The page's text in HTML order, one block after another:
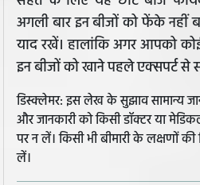
अगली बार इन बीजों को फेंके नहीं
याद रखें। हालांकि अगर आपको
इन बीजों को खाने पहले एक्सपर्ट से
डिस्क्लेमर: इस लेख के सुझाव सामान्य
और जानकारी को किसी डॉक्टर या
पर न लें। किसी भी बीमारी के लक्षणों
लें।